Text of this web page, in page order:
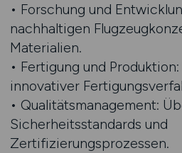
• Forschung und
nachhaltigen
Materialien.
• Fertigung und
innovativer
• Qualitätsmanagement:
Sicherheitsstandards und
Zertifizierungsprozessen.